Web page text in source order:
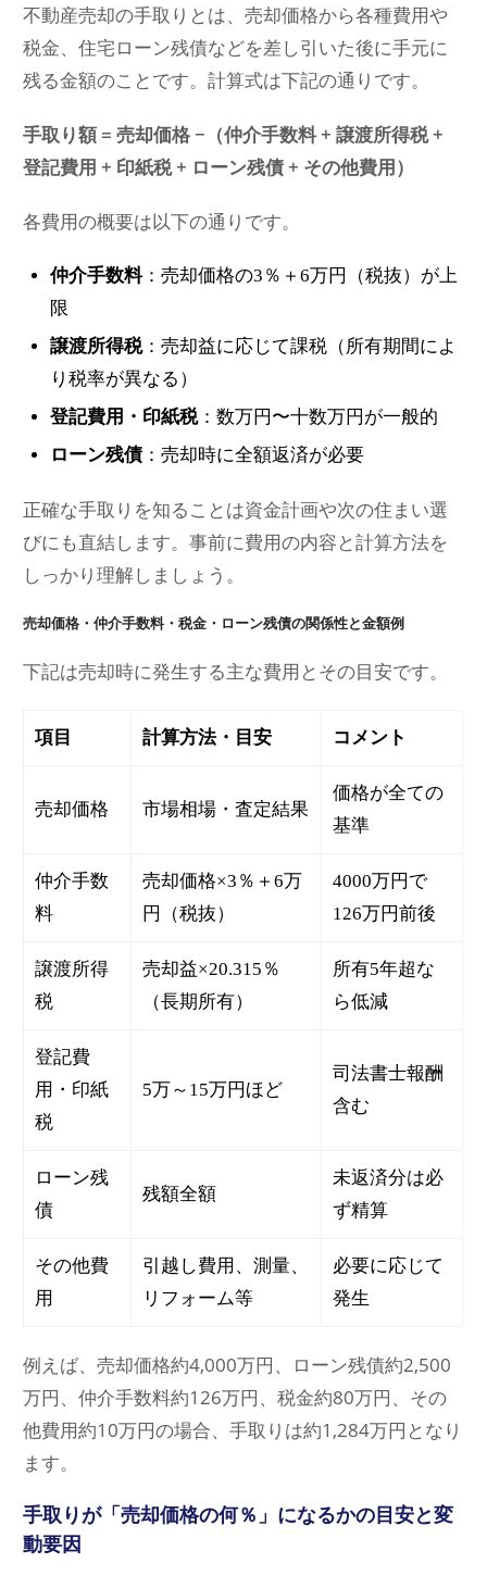
不動産売却の手取りとは、売却価格から各種費用や
税金、住宅ローン残債などを差し引いた後に手元に
残る金額のことです。計算式は下記の通りです。
手取り額 = 売却価格 −（仲介手数料 + 譲渡所得税 +
登記費用 + 印紙税 + ローン残債 + その他費用）
各費用の概要は以下の通りです。
仲介手数料：売却価格の3％＋6万円（税抜）が上
限
譲渡所得税：売却益に応じて課税（所有期間によ
り税率が異なる）
登記費用・印紙税：数万円〜十数万円が一般的
ローン残債：売却時に全額返済が必要
正確な手取りを知ることは資金計画や次の住まい選
びにも直結します。事前に費用の内容と計算方法を
しっかり理解しましょう。
売却価格・仲介手数料・税金・ローン残債の関係性と金額例
下記は売却時に発生する主な費用とその目安です。
項目 計算方法・目安 コメント
売却価格 市場相場・査定結果
価格が全ての
基準
仲介手数
料
売却価格×3％＋6万
円（税抜）
4000万円で
126万円前後
譲渡所得
税
売却益×20.315％
（長期所有）
所有5年超な
ら低減
登記費
用・印紙
税
5万～15万円ほど
司法書士報酬
含む
ローン残
債
残額全額
未返済分は必
ず精算
その他費
用
引越し費用、測量、
リフォーム等
必要に応じて
発生
例えば、売却価格約4,000万円、ローン残債約2,500
万円、仲介手数料約126万円、税金約80万円、その
他費用約10万円の場合、手取りは約1,284万円となり
ます。
手取りが「売却価格の何％」になるかの目安と変
動要因